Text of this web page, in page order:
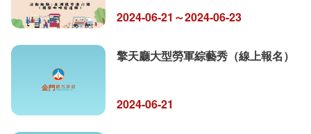
2024-06-21～2024-06-23
擎天廳大型勞軍綜藝秀（線上報名）
2024-06-21